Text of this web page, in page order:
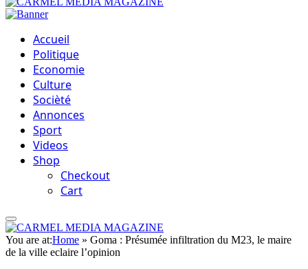
Accueil
Politique
Economie
Culture
Socièté
Annonces
Sport
Videos
Shop
Checkout
Cart
You are at:Home » Goma : Présumée infiltration du M23, le maire
de la ville eclaire l’opinion